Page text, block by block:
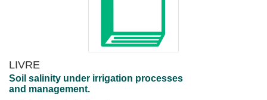
LIVRE
Soil salinity under irrigation processes
and management.